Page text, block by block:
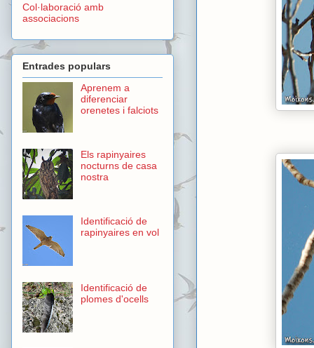
Col·laboració amb
associacions
Entrades populars
Aprenem a
diferenciar
orenetes i falciots
Els rapinyaires
nocturns de casa
nostra
Identificació de
rapinyaires en vol
Identificació de
plomes d'ocells